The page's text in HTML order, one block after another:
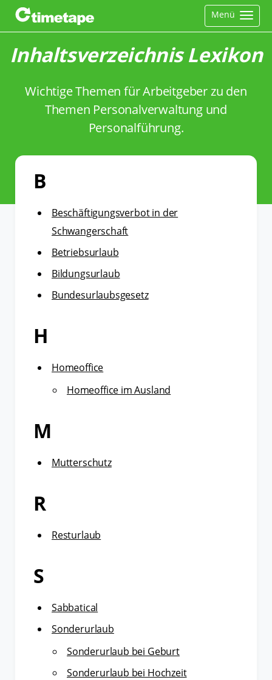
Menü
Inhaltsverzeichnis Lexikon
Wichtige Themen für Arbeitgeber zu den
Themen Personalverwaltung und
Personalführung.
B
Beschäftigungsverbot in der
Schwangerschaft
Betriebsurlaub
Bildungsurlaub
Bundesurlaubsgesetz
H
Homeoffice
Homeoffice im Ausland
M
Mutterschutz
R
Resturlaub
S
Sabbatical
Sonderurlaub
Sonderurlaub bei Geburt
Sonderurlaub bei Hochzeit